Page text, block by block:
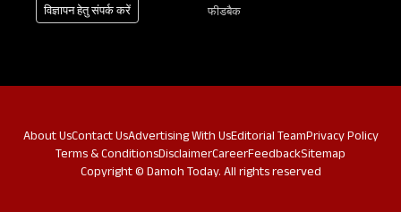
विज्ञापन हेतु संपर्क करें
फीडबैक
Copyright © Damoh Today. All rights reserved
About UsContact UsAdvertising With UsEditorial TeamPrivacy Policy
Terms & ConditionsDisclaimerCareerFeedbackSitemap